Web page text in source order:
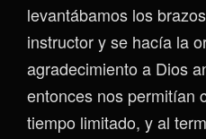
levantábamos los
instructor y se hacía la
agradecimiento a Dios
entonces nos permitían
tiempo limitado, y al